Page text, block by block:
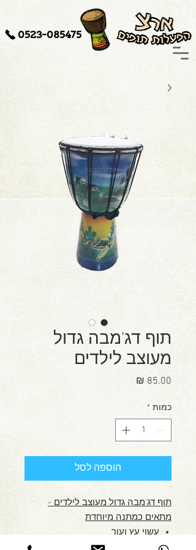
0523-085475
תוף דג'מבה גדול
מעוצב לילדים
כמות *
הוספה לסל
תוף דג'מבה גדול מעוצב לילדים -
מתאים כמתנה מיוחדת
עשוי עץ ועור
מתאים לכל סוגי ההפעלות